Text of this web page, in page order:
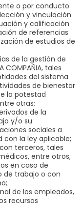
o por conducto
y vinculación
y calificación
de referencias
de estudios de
de la gestión de
COMPAÑIA, tales
del sistema
de bienestar
la potestad
otras;
de la
y/o su
sociales a
la ley aplicable;
terceros, tales
entre otros;
en caso de
de trabajo o con
de los empleados,
recursos